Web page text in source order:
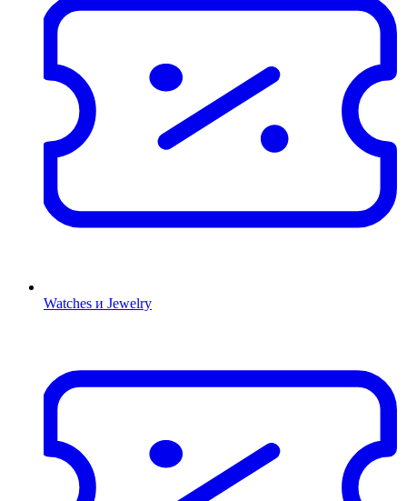
Watches и Jewelry